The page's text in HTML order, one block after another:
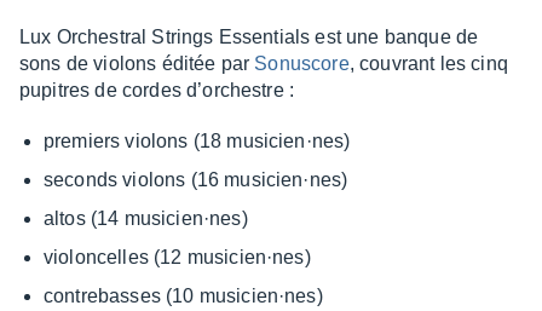
Lux Orches­tral Strings Essen­tials est une banque de
sons de violons éditée par Sonus­core, couvrant les cinq
pupitres de cordes d’or­chestre :
premiers violons (18 musi­cien·nes)
seconds violons (16 musi­cien·nes)
altos (14 musi­cien·nes)
violon­celles (12 musi­cien·nes)
contre­basses (10 musi­cien·nes)